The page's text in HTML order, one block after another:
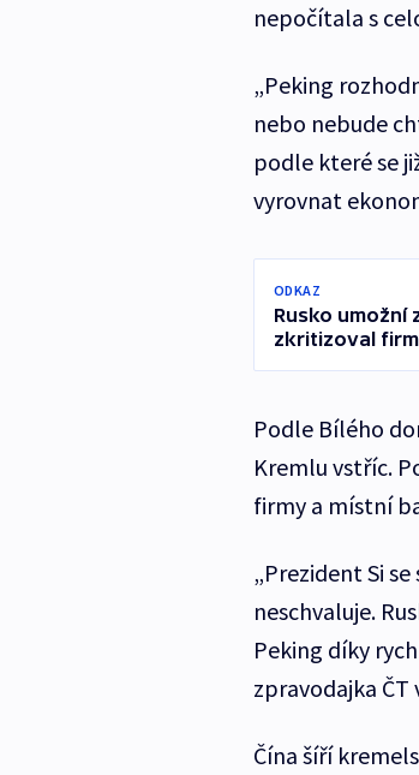
nepočítala s
„Peking
nebo nebude
podle které se
vyrovnat
ODKAZ
Rusko umožní
zkritizoval
Podle Bílého
Kremlu vstříc.
firmy a místní
„Prezident Si
neschvaluje.
Peking díky
zpravodajka ČT
Čína šíří